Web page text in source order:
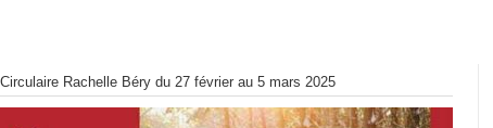
Circulaire Rachelle Béry du 27 février au 5 mars 2025